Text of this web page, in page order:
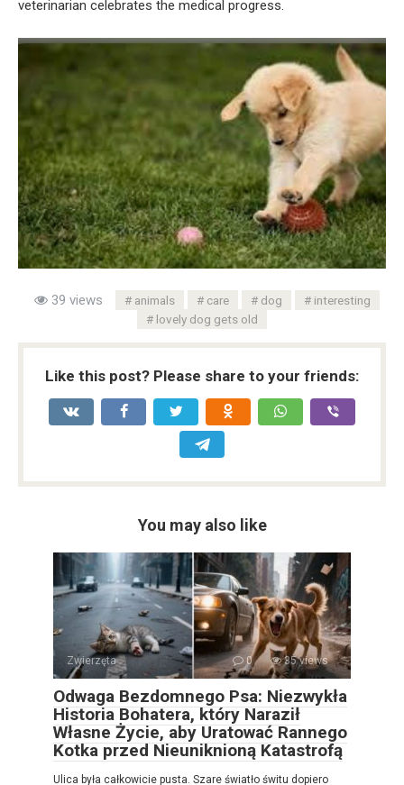
veterinarian celebrates the medical progress.
39 views animals care dog
interesting
lovely dog gets old
Like this post? Please share to your friends:
You may also like
Zwierzęta 0 35 views
Odwaga Bezdomnego Psa: Niezwykła
Historia Bohatera, który Naraził
Własne Życie, aby Uratować Rannego
Kotka przed Nieuniknioną Katastrofą
Ulica była całkowicie pusta. Szare światło świtu dopiero